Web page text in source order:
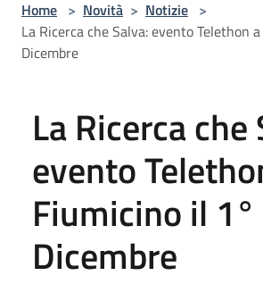
Home > Novità > Notizie >
La Ricerca che Salva: evento Telethon
Dicembre
La Ricerca che
evento
Fiumicino il 1°
Dicembre